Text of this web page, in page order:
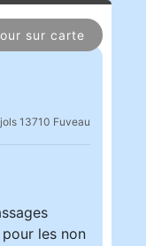
sur carte
13710 Fuveau
les non